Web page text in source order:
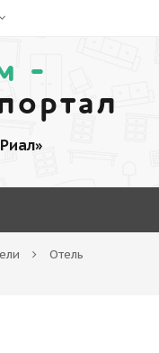
-
Отель